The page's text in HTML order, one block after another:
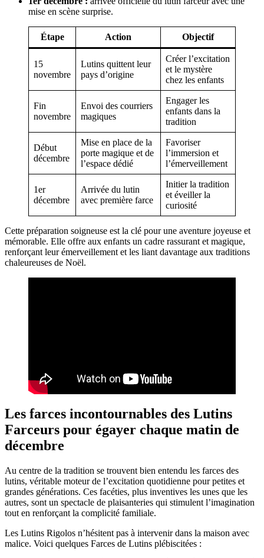
mise en scène surprise.
Étape Action Objectif
15
novembre
Lutins quittent leur
pays d’origine
Créer l’excitation
et le mystère
chez les enfants
Fin
novembre
Envoi des courriers
magiques
Engager les
enfants dans la
tradition
Début
décembre
Mise en place de la
porte magique et de
l’espace dédié
Favoriser
l’immersion et
l’émerveillement
1er
décembre
Arrivée du lutin
avec première farce
Initier la tradition
et éveiller la
curiosité
Cette préparation soigneuse est la clé pour une aventure joyeuse et
mémorable. Elle offre aux enfants un cadre rassurant et magique,
renforçant leur émerveillement et les liant davantage aux traditions
chaleureuses de Noël.
Les farces incontournables des Lutins
Farceurs pour égayer chaque matin de
décembre
Au centre de la tradition se trouvent bien entendu les farces des
lutins, véritable moteur de l’excitation quotidienne pour petites et
grandes générations. Ces facéties, plus inventives les unes que les
autres, sont un spectacle de plaisanteries qui stimulent l’imagination
tout en renforçant la complicité familiale.
Les Lutins Rigolos n’hésitent pas à intervenir dans la maison avec
malice. Voici quelques Farces de Lutins plébiscitées :